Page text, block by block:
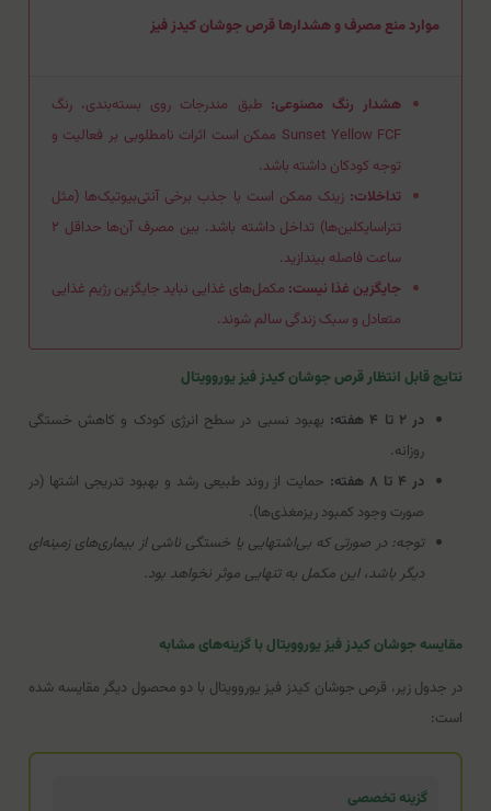
موارد منع مصرف و هشدارها قرص جوشان کیدز فیز
هشدار رنگ مصنوعی: طبق مندرجات روی بسته‌بندی، رنگ
Sunset Yellow FCF ممکن است اثرات نامطلوبی بر فعالیت و
توجه کودکان داشته باشد.
تداخلات: زینک ممکن است با جذب برخی آنتی‌بیوتیک‌ها (مثل
تتراسایکلین‌ها) تداخل داشته باشد. بین مصرف آن‌ها حداقل ۲
ساعت فاصله بیندازید.
جایگزین غذا نیست: مکمل‌های غذایی نباید جایگزین رژیم غذایی
متعادل و سبک زندگی سالم شوند.
نتایج قابل انتظار قرص جوشان کیدز فیز یوروویتال
در ۲ تا ۴ هفته:
بهبود نسبی در سطح انرژی کودک و کاهش خستگی
روزانه.
در ۴ تا ۸ هفته:
حمایت از روند طبیعی رشد و بهبود تدریجی اشتها (در
صورت وجود کمبود ریزمغذی‌ها).
توجه: در صورتی که بی‌اشتهایی یا خستگی ناشی از بیماری‌های زمینه‌ای
دیگر باشد، این مکمل به تنهایی موثر نخواهد بود.
مقایسه جوشان کیدز فیز یوروویتال با گزینه‌های مشابه
در جدول زیر، قرص جوشان کیدز فیز یوروویتال با دو محصول دیگر مقایسه شده
است:
گزینه تخصصی